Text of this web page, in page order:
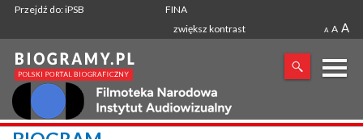
Przejdź do: iPSB
FINA
zwiększ kontrast
A A A
X